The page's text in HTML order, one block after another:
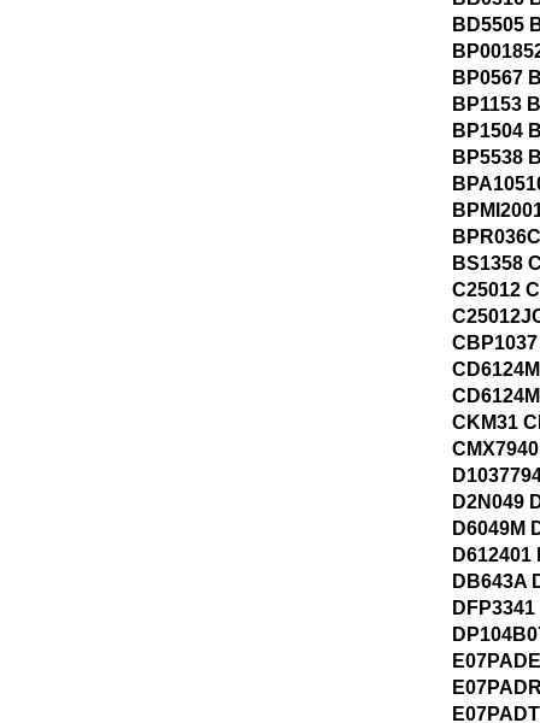
BD5505
BP0567
BP1153
BP1504
BP5538
BS1358
C25012
CKM31
D2N049
D6049M
D612401
DB643A